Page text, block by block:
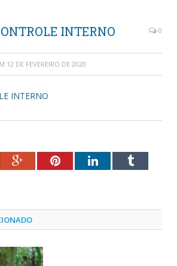
INTERNO 0
12 DE FEVEREIRO DE 2020
INTERNO
Google+PinterestLinkedInTumblr